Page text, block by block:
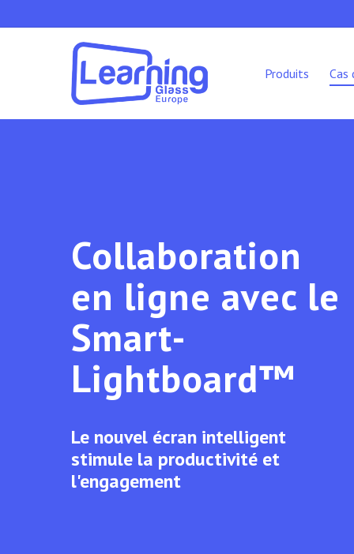
to
Produits Cas
Collaboration
en ligne avec le
Smart-
Lightboard™
Le nouvel écran intelligent
stimule la productivité et
l'engagement